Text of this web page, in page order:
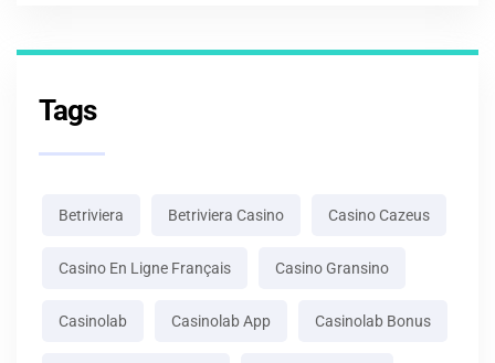
Tags
Betriviera Betriviera Casino Casino Cazeus
Casino En Ligne Français Casino Gransino
Casinolab Casinolab App Casinolab Bonus